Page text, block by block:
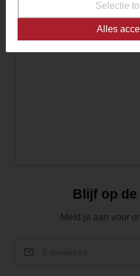
Blijf op
Meld je aan voor
Selectie
Alles